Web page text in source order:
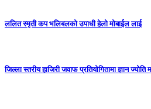
ललित स्मृती कप भलिबलको उपाधी हेलो मोबाईल लाई
जिल्ला स्तरीय हाजिरी जवाफ प्रतियोगितामा ज्ञान ज्योति